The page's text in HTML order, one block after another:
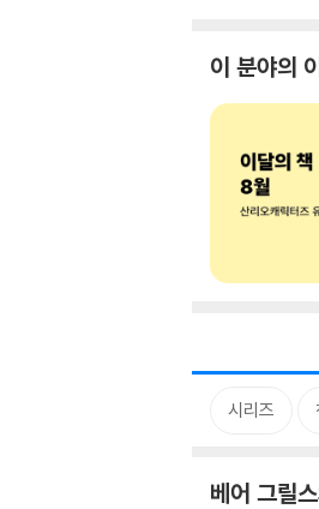
이 분야의
시리즈
베어 그릴